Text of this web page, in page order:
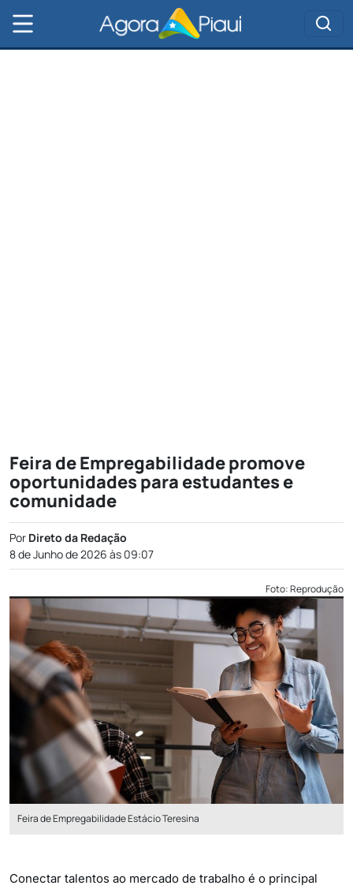
Feira de Empregabilidade promove
oportunidades para estudantes e
comunidade
Por Direto da Redação
8 de Junho de 2026 às 09:07
Foto: Reprodução
Feira de Empregabilidade Estácio Teresina
Conectar talentos ao mercado de trabalho é o principal